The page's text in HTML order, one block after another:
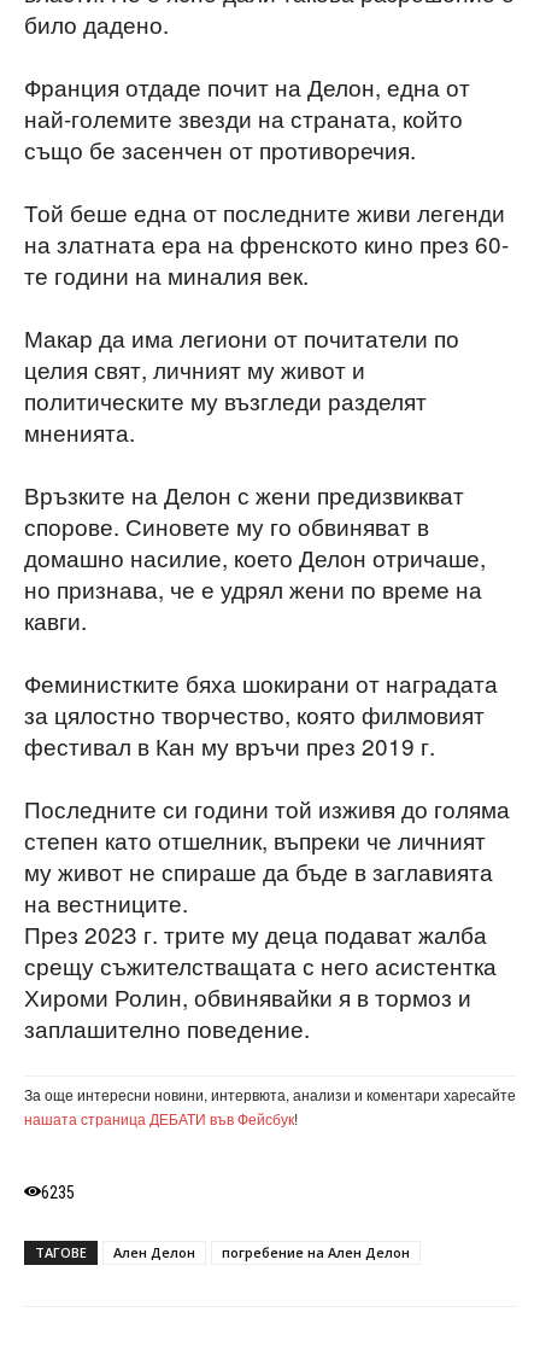
било дадено.
Франция отдаде почит на Делон, една от
най-големите звезди на страната, който
също бе засенчен от противоречия.
Той беше една от последните живи легенди
на златната ера на френското кино през 60-
те години на миналия век.
Макар да има легиони от почитатели по
целия свят, личният му живот и
политическите му възгледи разделят
мненията.
Връзките на Делон с жени предизвикват
спорове. Синовете му го обвиняват в
домашно насилие, което Делон отричаше,
но признава, че е удрял жени по време на
кавги.
Феминистките бяха шокирани от наградата
за цялостно творчество, която филмовият
фестивал в Кан му връчи през 2019 г.
Последните си години той изживя до голяма
степен като отшелник, въпреки че личният
му живот не спираше да бъде в заглавията
на вестниците.
През 2023 г. трите му деца подават жалба
срещу съжителстващата с него асистентка
Хироми Ролин, обвинявайки я в тормоз и
заплашително поведение.
За още интересни новини, интервюта, анализи и коментари харесайте
нашата страница ДЕБАТИ във Фейсбук!
6235
ТАГОВЕ Ален Делон погребение на Ален Делон